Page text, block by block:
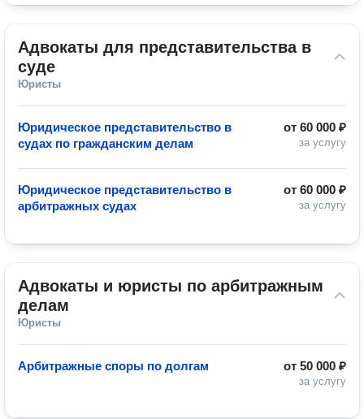
Адвокаты для представительства в
суде
Юристы
от 60 000 ₽
за услугу
Юридическое представительство в
судах по гражданским делам
от 60 000 ₽
за услугу
Юридическое представительство в
арбитражных судах
Адвокаты и юристы по арбитражным
делам
Юристы
от 50 000 ₽
за услугу
Арбитражные споры по долгам